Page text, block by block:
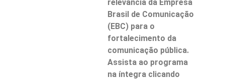
relevância da Empresa
Brasil de Comunicação
(EBC) para o
fortalecimento da
comunicação pública.
Assista ao programa
na íntegra clicando